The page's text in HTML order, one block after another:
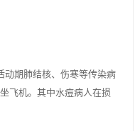
动期肺结核、伤寒等传染病
飞机。其中水痘病人在损